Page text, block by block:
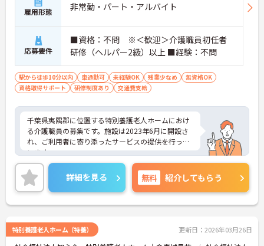
雇用形態 非常勤・パート・アルバイト
応募要件
■資格：不問 ※＜歓迎＞介護職員初任者
研修（ヘルパー2級）以上 ■経験：不問
駅から徒歩10分以内 車通勤可 未経験OK 残業少なめ
無資格OK
資格取得サポート
研修制度あり 交通費支給
千葉県夷隅郡に位置する特別養護老人ホームにおけ
る介護職員の募集です。施設は2023年6月に開設さ
れ、ご利用者に寄り添ったサービスの提供を行って
います。
勤務時間（1日4時間～）・勤務日数（週3日～）と
もに相談可能なので、無理なくプライベートを大切
にしながらご勤務いただけます。また、資格取得支
援制度があり、働きながらスキルアップが目指せま
す。
に詳細をお話しいたしますのでお気軽にご相談くだ
さい！
詳細を見る 無料 紹介してもらう
特別養護老人ホーム（特養） 更新日：2026年03月26日